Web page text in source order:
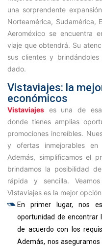
una sorprendente
Norteamérica, Sudamérica,
Aeroméxico se encuentra
viaje que obtendrá. Su
sus clientes y
dado.
Vistaviajes: la
económicos
Vistaviajes es una de
donde tienes amplias
promociones increíbles.
y ofertas inmejorables en
Además, simplificamos el
brindamos la posibilidad
rápida y sencilla.
VIstaviajes es la mejor
En primer lugar, nos
oportunidad de encontrar
de acuerdo con los
Además, nos